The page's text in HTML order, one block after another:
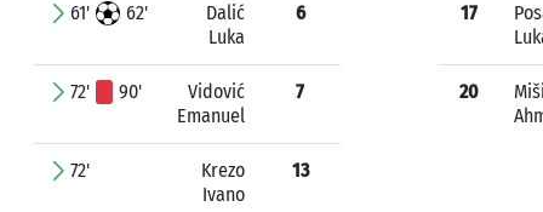
61' 62'
Dalić
Luka
6
72' 90'
Vidović
Emanuel
7
72'
Krezo
Ivano
13
17
20